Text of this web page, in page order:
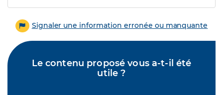
Signaler une information erronée ou manquante
Le contenu proposé vous a-t-il été
utile ?